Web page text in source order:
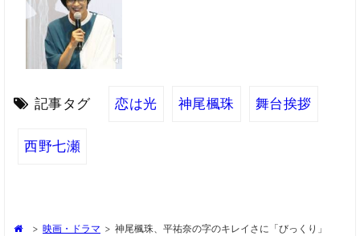
記事タグ 恋は光 神尾楓珠 舞台挨拶
西野七瀬
> 映画・ドラマ > 神尾楓珠、平祐奈の字のキレイさに「びっくり」